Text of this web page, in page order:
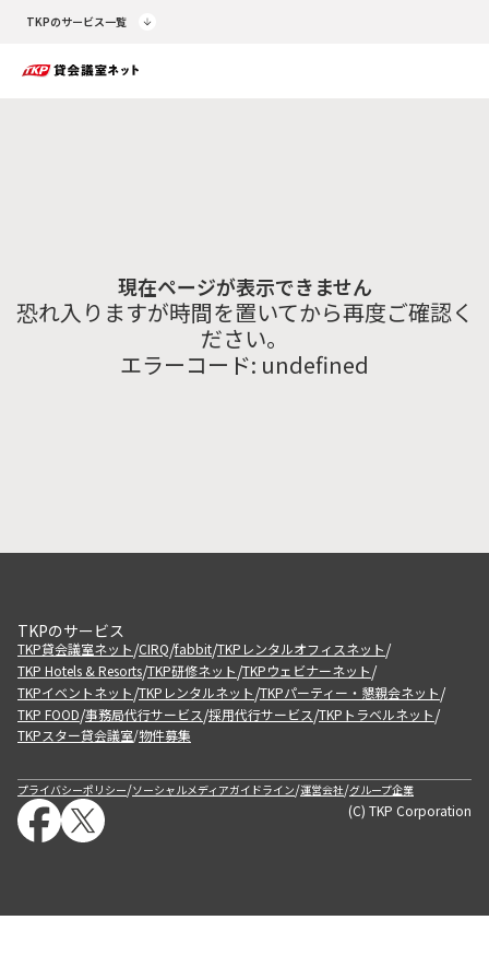
TKPのサービス一覧
現在ページが表示できません
恐れ入りますが時間を置いてから再度ご確認く
ださい。
エラーコード: undefined
TKPのサービス
TKP貸会議室ネット/CIRQ/fabbit/TKPレンタルオフィスネット/
TKP Hotels & Resorts/TKP研修ネット/TKPウェビナーネット/
TKPイベントネット/TKPレンタルネット/TKPパーティー・懇親会ネット/
TKP FOOD/事務局代行サービス/採用代行サービス/TKPトラベルネット/
TKPスター貸会議室/物件募集
プライバシーポリシー/ソーシャルメディアガイドライン/運営会社/グループ企業
(C) TKP Corporation